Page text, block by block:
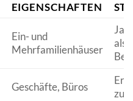
EIGENSCHAFTEN
Ein- und
Mehrfamilienhäuser
als
Geschäfte, Büros
zur